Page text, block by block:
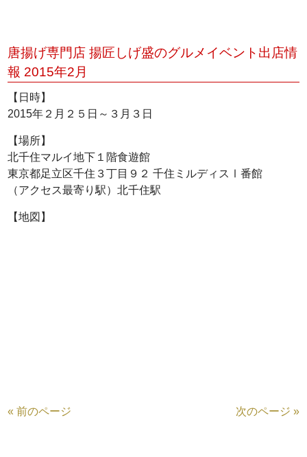
唐揚げ専門店 揚匠しげ盛のグルメイベント出店情
報 2015年2月
【日時】
2015年２月２５日～３月３日
【場所】
北千住マルイ地下１階食遊館
東京都足立区千住３丁目９２ 千住ミルディスⅠ番館
（アクセス最寄り駅）北千住駅
【地図】
« 前のページ 次のページ »